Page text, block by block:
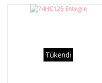
Tükendi